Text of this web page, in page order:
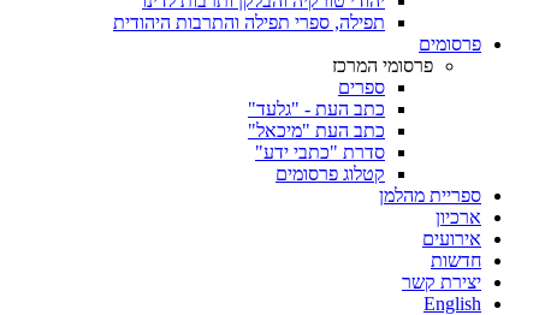
תפילה, ספרי תפילה והתרבות היהודית
פרסומים
פרסומי המרכז
ספרים
כתב העת - "גלעד"
כתב העת "מיכאל"
סדרת "כתבי ידע"
קטלוג פרסומים
ספריית מהלמן
ארכיון
אירועים
חדשות
יצירת קשר
English